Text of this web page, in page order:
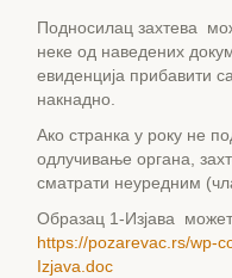
Подносилац захтева
неке од наведених
евиденција прибавити
накнадно.
Ако странка у року не
одлучивање органа,
сматрати неуредним
Образац 1-Изјава
https://pozarevac.rs/wp-
Izjava.doc